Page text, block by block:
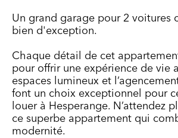
Un grand garage pour 2 voitures
bien d'exception.
Chaque détail de cet
pour offrir une expérience de vie
espaces lumineux et
font un choix exceptionnel pour
louer à Hesperange. N’attendez
ce superbe appartement qui
modernité.